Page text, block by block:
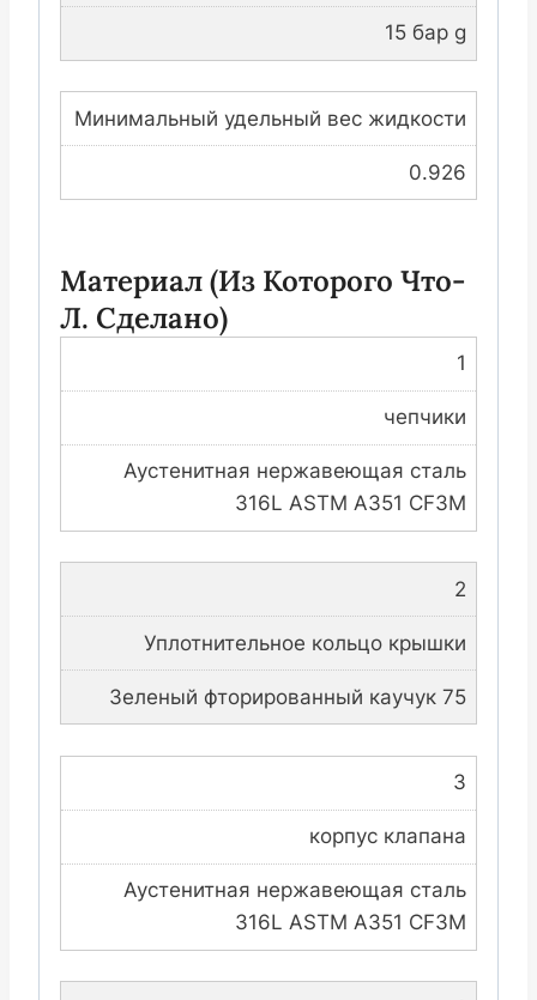
15 бар g
Минимальный удельный вес жидкости
0.926
Материал (из Которого Что-
Л. Сделано)
1
чепчики
Аустенитная нержавеющая сталь
316L ASTM A351 CF3M
2
Уплотнительное кольцо крышки
Зеленый фторированный каучук 75
3
корпус клапана
Аустенитная нержавеющая сталь
316L ASTM A351 CF3M